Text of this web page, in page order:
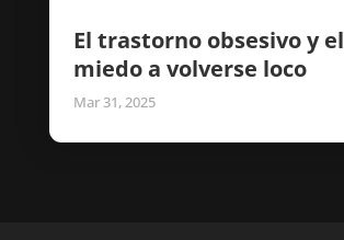
El trastorno obsesivo y el
miedo a volverse loco
Mar 31, 2025